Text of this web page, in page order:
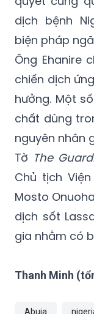
biện pháp
Ông Ehanire
chiến dịch
hưởng. Một
chất dùng
nguyên nhân
TờThe
Chủ tịch
Mosto
dịch sốt
gia nhằm có
Thanh Minh
Abuja